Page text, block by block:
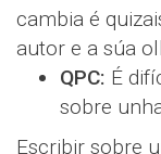
cambia é
autor e a súa
QPC: É
sobre
Escribir sobre